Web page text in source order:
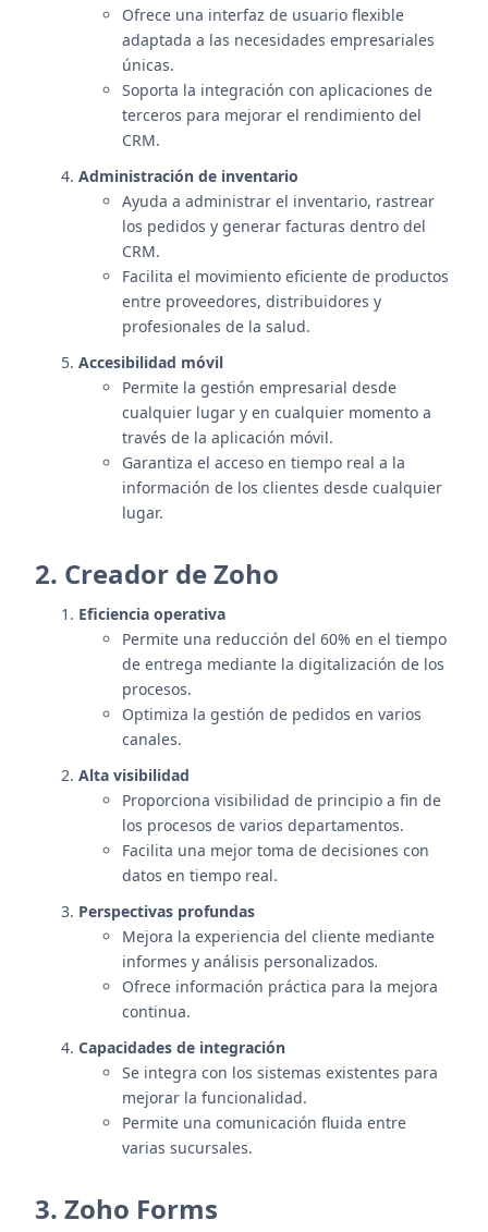
Ofrece una interfaz de usuario flexible
adaptada a las necesidades empresariales
únicas.
Soporta la integración con aplicaciones de
terceros para mejorar el rendimiento del
CRM.
Administración de inventario
Ayuda a administrar el inventario, rastrear
los pedidos y generar facturas dentro del
CRM.
Facilita el movimiento eficiente de productos
entre proveedores, distribuidores y
profesionales de la salud.
Accesibilidad móvil
Permite la gestión empresarial desde
cualquier lugar y en cualquier momento a
través de la aplicación móvil.
Garantiza el acceso en tiempo real a la
información de los clientes desde cualquier
lugar.
2. Creador de Zoho
Eficiencia operativa
Permite una reducción del 60% en el tiempo
de entrega mediante la digitalización de los
procesos.
Optimiza la gestión de pedidos en varios
canales.
Alta visibilidad
Proporciona visibilidad de principio a fin de
los procesos de varios departamentos.
Facilita una mejor toma de decisiones con
datos en tiempo real.
Perspectivas profundas
Mejora la experiencia del cliente mediante
informes y análisis personalizados.
Ofrece información práctica para la mejora
continua.
Capacidades de integración
Se integra con los sistemas existentes para
mejorar la funcionalidad.
Permite una comunicación fluida entre
varias sucursales.
3. Zoho Forms